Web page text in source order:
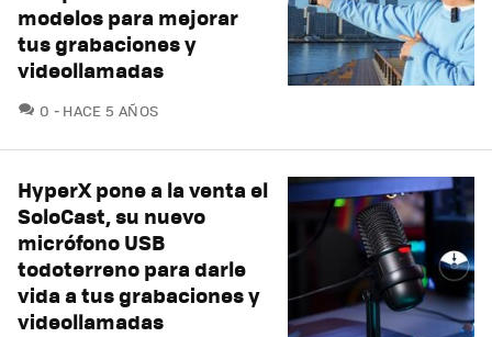
modelos para mejorar
tus grabaciones y
videollamadas
0 COMENTARIOS
HACE 5 AÑOS
HyperX pone a la venta el
SoloCast, su nuevo
micrófono USB
todoterreno para darle
vida a tus grabaciones y
videollamadas